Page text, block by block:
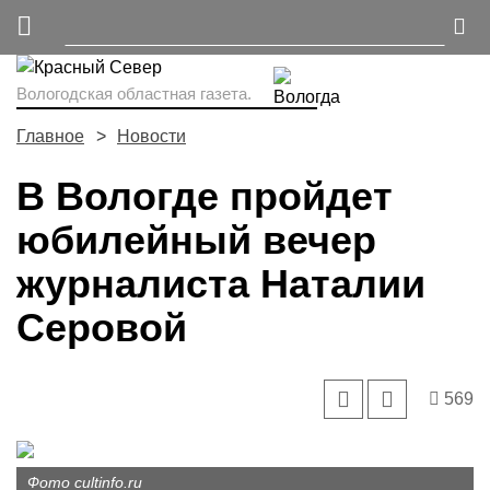
Вологодская областная газета.
Главное Новости
В Вологде пройдет
юбилейный вечер
журналиста Наталии
Серовой
569
Фото cultinfo.ru